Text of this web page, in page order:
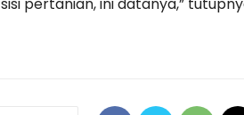
pertanian, ini datanya,”